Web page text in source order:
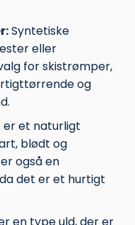
Syntetiske
eller
for skistrømper,
og
er et naturligt
blødt og
også en
det er et hurtigt